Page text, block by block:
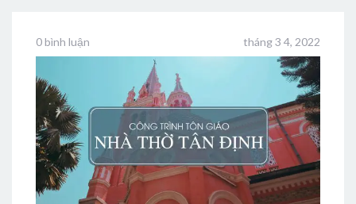
0 bình luận tháng 3 4, 2022